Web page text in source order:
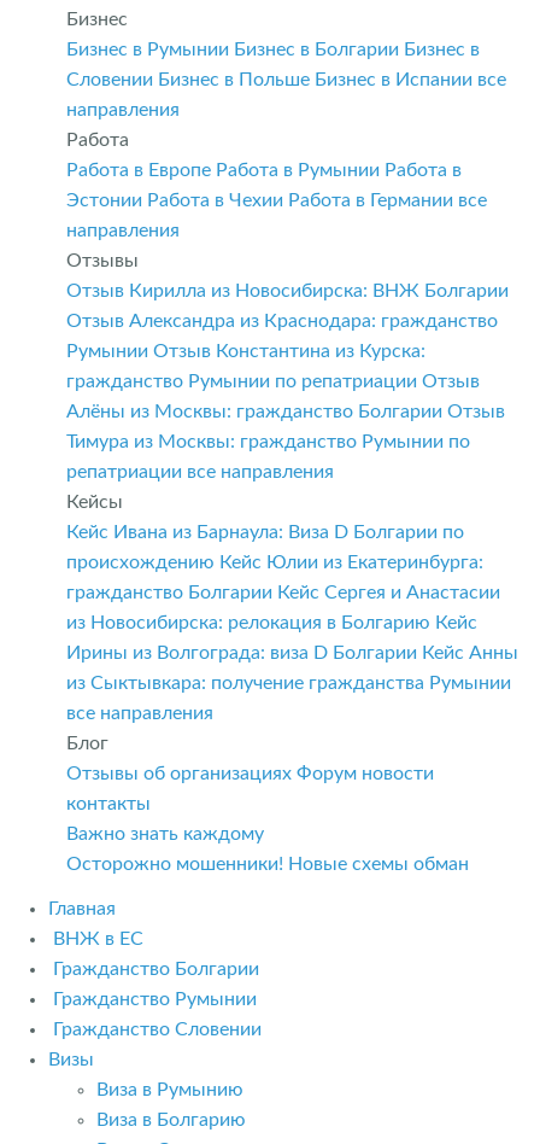
Бизнес
Бизнес в Румынии Бизнес в Болгарии Бизнес в
Словении Бизнес в Польше Бизнес в Испании все
направления
Работа
Работа в Европе Работа в Румынии Работа в
Эстонии Работа в Чехии Работа в Германии все
направления
Отзывы
Отзыв Кирилла из Новосибирска: ВНЖ Болгарии
Отзыв Александра из Краснодара: гражданство
Румынии Отзыв Константина из Курска:
гражданство Румынии по репатриации Отзыв
Алёны из Москвы: гражданство Болгарии Отзыв
Тимура из Москвы: гражданство Румынии по
репатриации все направления
Кейсы
Кейс Ивана из Барнаула: Виза D Болгарии по
происхождению Кейс Юлии из Екатеринбурга:
гражданство Болгарии Кейс Сергея и Анастасии
из Новосибирска: релокация в Болгарию Кейс
Ирины из Волгограда: виза D Болгарии Кейс Анны
из Сыктывкара: получение гражданства Румынии
все направления
Блог
Отзывы об организациях Форум новости
контакты
Важно знать каждому
Осторожно мошенники! Новые схемы обман
Главная
ВНЖ в ЕС
Гражданство Болгарии
Гражданство Румынии
Гражданство Словении
Визы
Виза в Румынию
Виза в Болгарию